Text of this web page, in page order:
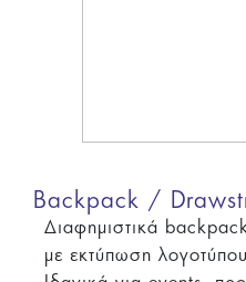
Backpack /
Διαφημιστικά
με εκτύπωση